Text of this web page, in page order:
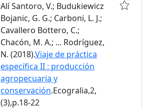
Alí Santoro, V.; Budukiewicz
Bojanic, G. G.; Carboni, L. J.;
Cavallero Bottero, C.;
Chacón, M. A.; ... Rodríguez,
N. (2018).Viaje de práctica
específica II : producción
agropecuaria y
conservación.Ecogralia,2,
(3),p.18-22